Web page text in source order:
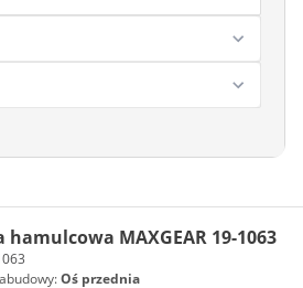
hamulcowa MAXGEAR 19-1063
Oś przednia